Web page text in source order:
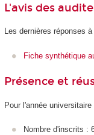
L'avis des
Les dernières réponses
Fiche synthétique
Présence et
Pour l'année universitaire
Nombre d'inscrits :